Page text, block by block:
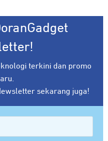
terkini dan promo
sekarang juga!